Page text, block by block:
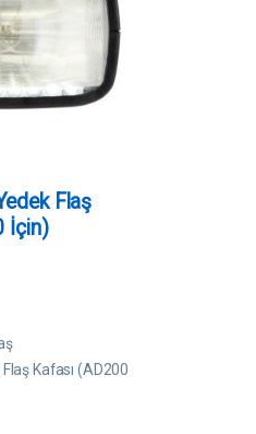
Flaş
İçin)
Kafası (AD200